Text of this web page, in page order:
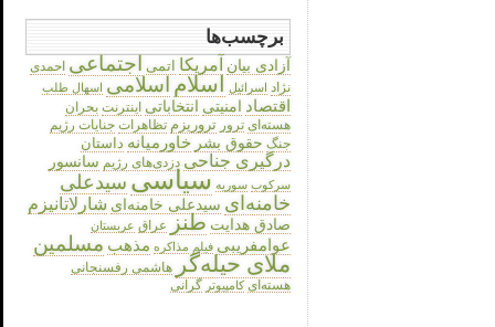
برچسب‌ها
آزادی بیان آمریکا اتمی اجتماعی احمدی
نژاد اسرائیل اسلام اسلامی اسهال طلب
اقتصاد امنیتی انتخاباتی اینترنت بحران
هسته‌ای ترور تروریزم تظاهرات جنایات رژیم
جنگ حقوق بشر خاورمیانه داستان
درگیری جناحی دزدی‌های رژیم سانسور
سرکوب سوریه سیاسی سیدعلی
خامنه‌ای سیدعلی خامنه‌ای شارلاتانیزم
صادق هدایت طنز عراق عربستان
عوامفریبی فیلم مذاکره مذهب مسلمین
ملای حیله‌گر
هاشمی رفسنجانی
هسته‌ای کامپیوتر گرانی